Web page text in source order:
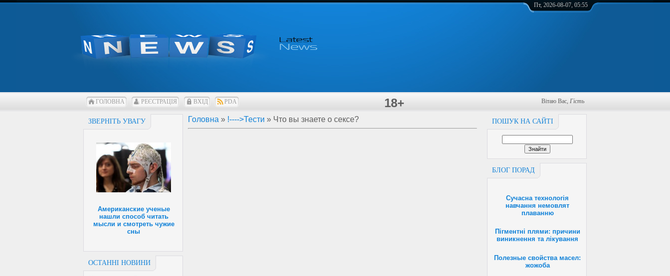
Пт, 2026-08-07, 05:55
ГОЛОВНА РЕЄСТРАЦІЯ ВХІД PDA 18+ Вітаю Вас, Гість
ЗВЕРНІТЬ УВАГУ
Американские ученые
нашли способ читать
мысли и смотреть чужие
сны
ОСТАННІ НОВИНИ
ПОШУК НА САЙТІ
БЛОГ ПОРАД
Сучасна технологія
навчання немовлят
плаванню
Пігментні плями: причини
виникнення та лікування
Полезные свойства масел:
жожоба
Головна » !---->Тести » Что вы знаете о сексе?